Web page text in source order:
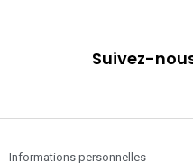
Suivez-
Informations personnelles